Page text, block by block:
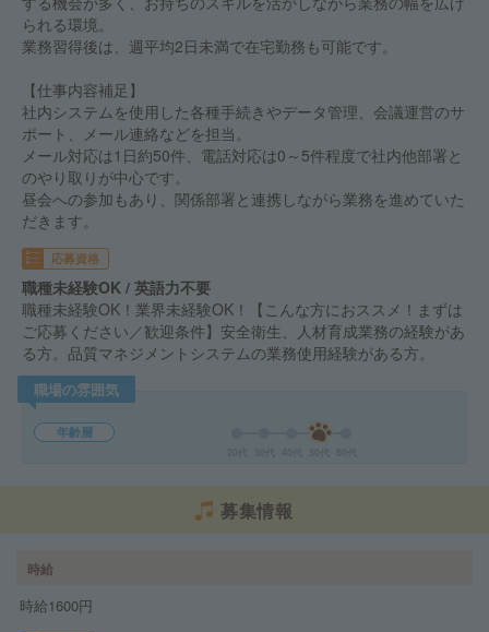
られる環境。
業務習得後は、週平均2日未満で在宅勤務も可能です。
【仕事内容補足】
社内システムを使用した各種手続きやデータ管理、会議運営のサ
ポート、メール連絡などを担当。
メール対応は1日約50件、電話対応は0～5件程度で社内他部署と
のやり取りが中心です。
昼会への参加もあり、関係部署と連携しながら業務を進めていた
だきます。
応募資格
職種未経験OK / 英語力不要
職種未経験OK！業界未経験OK！【こんな方におススメ！まずは
ご応募ください／歓迎条件】安全衛生、人材育成業務の経験があ
る方。品質マネジメントシステムの業務使用経験がある方。
職場の雰囲気
年齢層
募集情報
時給
時給1600円